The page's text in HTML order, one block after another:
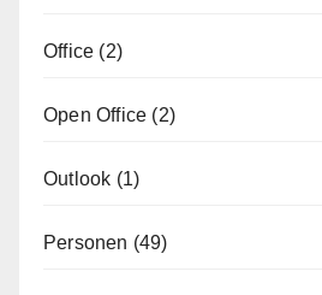
Office (2)
Open Office (2)
Outlook (1)
Personen (49)